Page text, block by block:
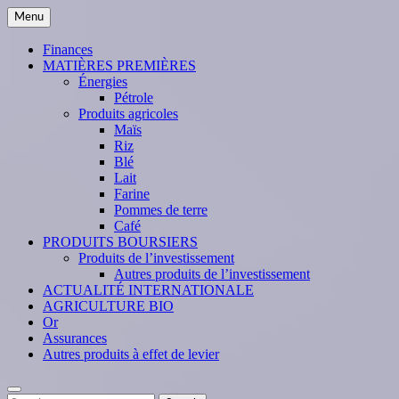
Skip
to
content
Menu
Finances
MATIÈRES PREMIÈRES
Énergies
Pétrole
Produits agricoles
Maïs
Riz
Blé
Lait
Farine
Pommes de terre
Café
PRODUITS BOURSIERS
Produits de l’investissement
Autres produits de l’investissement
ACTUALITÉ INTERNATIONALE
AGRICULTURE BIO
Or
Assurances
Autres produits à effet de levier
Search